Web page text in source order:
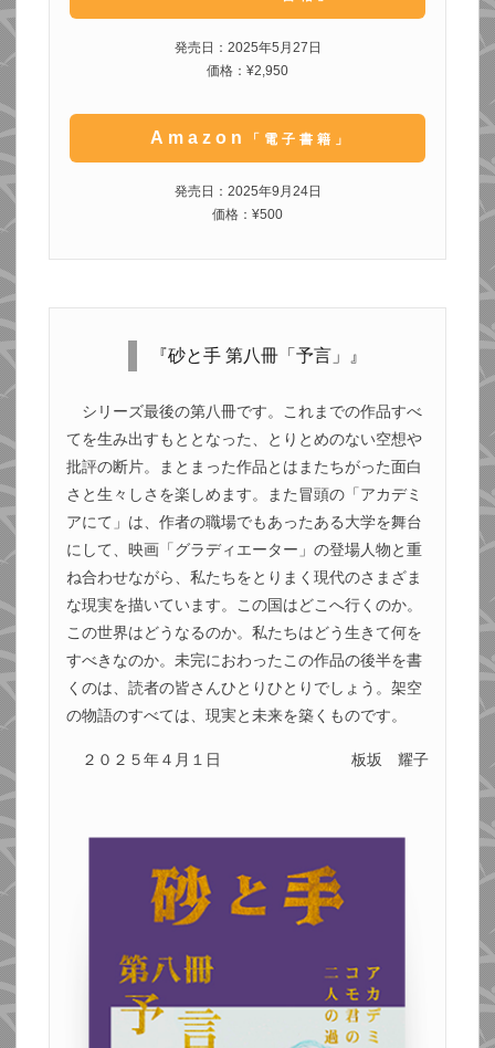
発売日：2025年5月27日
価格：¥2,950
Amazon 「電子書籍」
発売日：2025年9月24日
価格：¥500
『砂と手 第八冊「予言」』
シリーズ最後の第八冊です。これまでの作品すべ
てを生み出すもととなった、とりとめのない空想や
批評の断片。まとまった作品とはまたちがった面白
さと生々しさを楽しめます。また冒頭の「アカデミ
アにて」は、作者の職場でもあったある大学を舞台
にして、映画「グラディエーター」の登場人物と重
ね合わせながら、私たちをとりまく現代のさまざま
な現実を描いています。この国はどこへ行くのか。
この世界はどうなるのか。私たちはどう生きて何を
すべきなのか。未完におわったこの作品の後半を書
くのは、読者の皆さんひとりひとりでしょう。架空
の物語のすべては、現実と未来を築くものです。
２０２５年４月１日 板坂 耀子